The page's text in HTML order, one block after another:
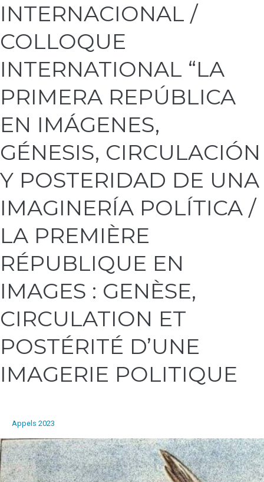
INTERNACIONAL /
COLLOQUE
INTERNATIONAL “LA
PRIMERA REPÚBLICA
EN IMÁGENES,
GÉNESIS, CIRCULACIÓN
Y POSTERIDAD DE UNA
IMAGINERÍA POLÍTICA /
LA PREMIÈRE
RÉPUBLIQUE EN
IMAGES : GENÈSE,
CIRCULATION ET
POSTÉRITÉ D’UNE
IMAGERIE POLITIQUE
Appels 2023
COLLOQUE
INTERNATIONAL
“LA
PRIMERA
REPÚBLICA
IMÁGENES,
CIRCULACIÓN
POSTERIDAD
UNA
POLÍTICA
PREMIÈRE
RÉPUBLIQUE
IMAGES
GENÈSE,
D’UNE